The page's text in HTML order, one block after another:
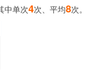
中单次4次、平均8次。